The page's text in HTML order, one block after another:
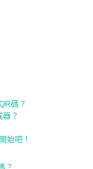
碼？
？
始吧！
？